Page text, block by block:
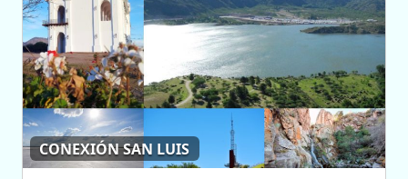
CONEXIÓN SAN LUIS